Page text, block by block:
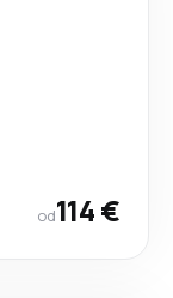
od114 €